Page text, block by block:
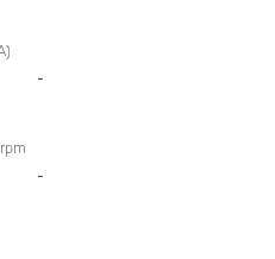
-
-